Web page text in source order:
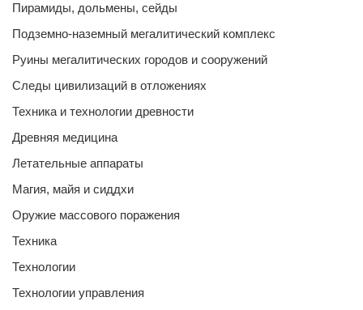
Пирамиды, дольмены, сейды
Подземно-наземный мегалитический комплекс
Руины мегалитических городов и сооружений
Следы цивилизаций в отложениях
Техника и технологии древности
Древняя медицина
Летательные аппараты
Магия, майя и сиддхи
Оружие массового поражения
Техника
Технологии
Технологии управления